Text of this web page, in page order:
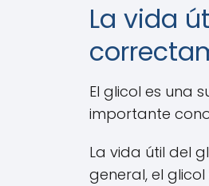
La vida
El glicol es una
importante
La vida útil del
general, el